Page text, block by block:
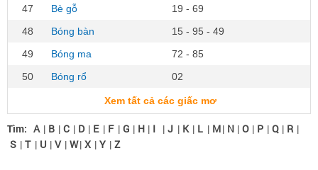
47
Bè gỗ
19 - 69
48
Bóng bàn
15 - 95 - 49
49
Bóng ma
72 - 85
50
Bóng rổ 02
Xem tất cả các giấc mơ
Tìm: A | B | C | D | E | F | G | H | I | J | K | L | M| N | O | P | Q | R |
S | T | U | V | W| X | Y | Z